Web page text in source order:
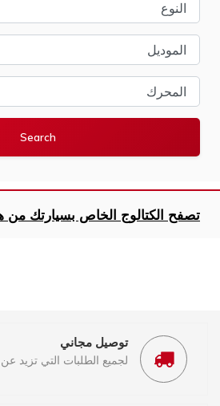
الموديل
المحرك
تصفح الكتالوج الخاص بسيارتك من هنا
توصيل مجاني
لجميع الطلبات التي تزيد عن 50 ديناراً